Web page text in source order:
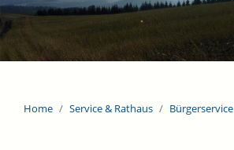
Home Service & Rathaus Bürgerservice